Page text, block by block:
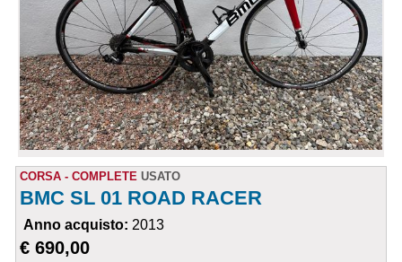
CORSA - COMPLETE USATO
BMC SL 01 ROAD RACER
Anno acquisto: 2013
€ 690,00